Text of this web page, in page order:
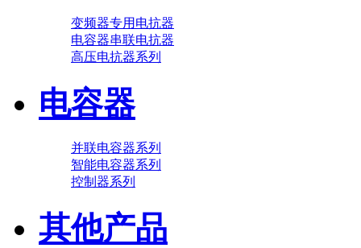
变频器专用电抗器
电容器串联电抗器
高压电抗器系列
电容器
并联电容器系列
智能电容器系列
控制器系列
其他产品